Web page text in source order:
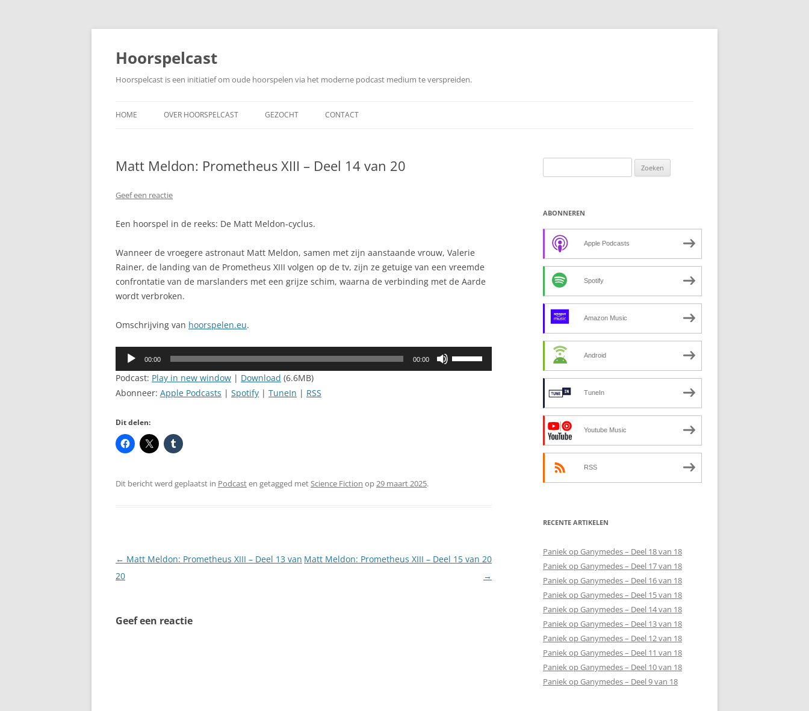
Ga
inhoud
Hoorspelcast
Hoorspelcast is een initiatief om oude hoorspelen via het moderne podcast medium te verspreiden.
HOME OVER HOORSPELCAST GEZOCHT CONTACT
Matt Meldon: Prometheus XIII – Deel 14 van 20
Geef een reactie
Een hoorspel in de reeks: De Matt Meldon-cyclus.
Wanneer de vroegere astronaut Matt Meldon, samen met zijn aanstaande vrouw, Valerie
Rainer, de landing van de Prometheus XIII volgen op de tv, zijn ze getuige van een vreemde
confrontatie van de marslanders met een grijze schim, waarna de verbinding met de Aarde
wordt verbroken.
Omschrijving van hoorspelen.eu.
Audiospeler
00:00 00:00
Podcast: Play in new window | Download (6.6MB)
Abonneer: Apple Podcasts | Spotify | TuneIn | RSS
Dit delen:
Dit bericht werd geplaatst in Podcasten getagged metScience Fiction op29 maart 2025.
Berichtnavigatie
← Matt Meldon: Prometheus XIII – Deel 13 van
20
Matt Meldon: Prometheus XIII – Deel 15 van 20
→
Geef een reactie
naar:
ABONNEREN
Apple Podcasts
Spotify
Amazon Music
Android
TuneIn
Youtube Music
RSS
RECENTE ARTIKELEN
Paniek op Ganymedes – Deel 18 van 18
Paniek op Ganymedes – Deel 17 van 18
Paniek op Ganymedes – Deel 16 van 18
Paniek op Ganymedes – Deel 15 van 18
Paniek op Ganymedes – Deel 14 van 18
Paniek op Ganymedes – Deel 13 van 18
Paniek op Ganymedes – Deel 12 van 18
Paniek op Ganymedes – Deel 11 van 18
Paniek op Ganymedes – Deel 10 van 18
Paniek op Ganymedes – Deel 9 van 18